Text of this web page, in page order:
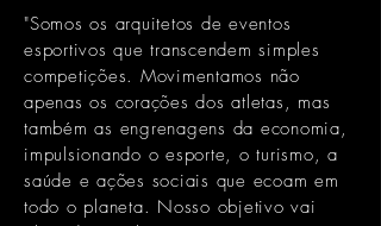
"Somos os arquitetos de eventos
esportivos que transcendem simples
competições. Movimentamos não
apenas os corações dos atletas, mas
também as engrenagens da economia,
impulsionando o esporte, o turismo, a
saúde e ações sociais que ecoam em
todo o planeta. Nosso objetivo vai